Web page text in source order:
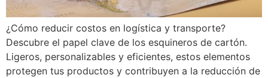
¿Cómo reducir costos en logística y transporte?
Descubre el papel clave de los esquineros de cartón.
Ligeros, personalizables y eficientes, estos elementos
protegen tus productos y contribuyen a la reducción de